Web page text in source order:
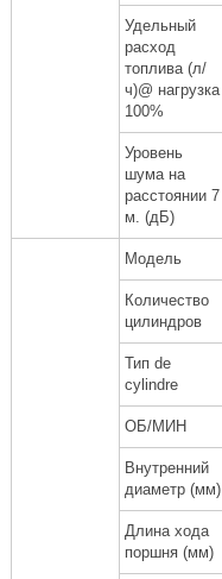
Удельный
расход
топлива (л/
ч)@ нагрузка
100%
Уровень
шума на
расстоянии 7
м. (дБ)
Модель
Количество
цилиндров
Тип de
cylindre
ОБ/МИН
Внутренний
диаметр (мм)
Длина хода
поршня (мм)